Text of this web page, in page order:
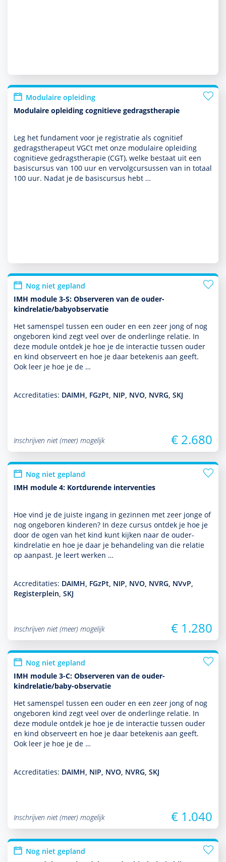
Modulaire opleiding
Modulaire opleiding cognitieve gedragstherapie
Leg het fundament voor je registratie als cognitief
gedrags­thera­peut VGCt met onze modulaire opleiding
cogni­tieve gedrags­thera­pie (CGT), welke bestaat uit een
basis­cursus van 100 uur en ver­volg­cur­sussen van in totaal
100 uur. Nadat je de basis­cursus hebt …
Nog niet gepland
IMH module 3-S: Observeren van de ouder-
kindrelatie/babyobservatie
Het samenspel tussen een ouder en een zeer jong of nog
ongeboren kind zegt veel over de onderlinge relatie. In
deze module ontdek je hoe je de interactie tussen ouder
en kind observeert en hoe je daar bete­kenis aan geeft.
Ook leer je hoe je de …
Accreditaties: DAIMH, FGzPt, NIP, NVO, NVRG, SKJ
Inschrijven niet (meer) mogelijk € 2.680
Nog niet gepland
IMH module 4: Kortdurende interventies
Hoe vind je de juiste ingang in gezin­nen met zeer jonge of
nog ongeboren kin­de­ren? In deze cursus ontdek je hoe je
door de ogen van het kind kunt kijken naar de ouder-
kindrelatie en hoe je daar je behan­del­ing van die relatie
op aanpast. Je leert werken …
Accreditaties: DAIMH, FGzPt, NIP, NVO, NVRG, NVvP,
Registerplein, SKJ
Inschrijven niet (meer) mogelijk € 1.280
Nog niet gepland
IMH module 3-C: Observeren van de ouder-
kindrelatie/baby-observatie
Het samenspel tussen een ouder en een zeer jong of nog
ongeboren kind zegt veel over de onderlinge relatie. In
deze module ontdek je hoe je de interactie tussen ouder
en kind observeert en hoe je daar bete­kenis aan geeft.
Ook leer je hoe je de …
Accreditaties: DAIMH, NIP, NVO, NVRG, SKJ
Inschrijven niet (meer) mogelijk € 1.040
Nog niet gepland